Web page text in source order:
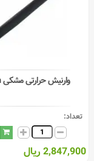
وارنیش حرارتی مشکی 16mm
تعداد:
2,847,900 ریال